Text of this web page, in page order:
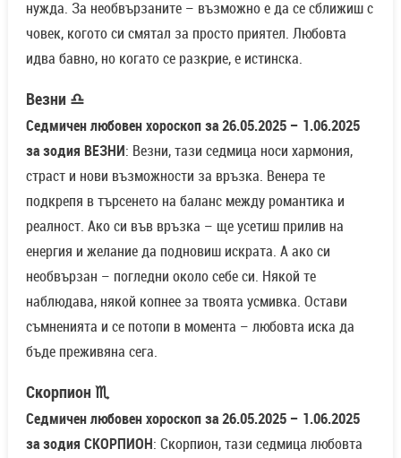
нужда. За необвързаните – възможно е да се сближиш с
човек, когото си смятал за просто приятел. Любовта
идва бавно, но когато се разкрие, е истинска.
Везни ♎
Седмичен любовен хороскоп за 26.05.2025 – 1.06.2025
за зодия ВЕЗНИ: Везни, тази седмица носи хармония,
страст и нови възможности за връзка. Венера те
подкрепя в търсенето на баланс между романтика и
реалност. Ако си във връзка – ще усетиш прилив на
енергия и желание да подновиш искрата. А ако си
необвързан – погледни около себе си. Някой те
наблюдава, някой копнее за твоята усмивка. Остави
съмненията и се потопи в момента – любовта иска да
бъде преживяна сега.
Скорпион ♏
Седмичен любовен хороскоп за 26.05.2025 – 1.06.2025
за зодия СКОРПИОН: Скорпион, тази седмица любовта